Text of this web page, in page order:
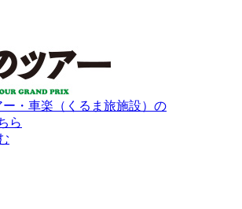
・車楽（くるま旅施設）の
ら